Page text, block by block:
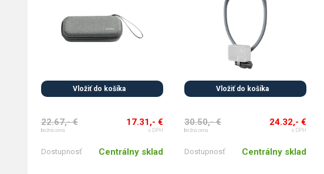
Vložiť do košíka
22.67,- €
bežná cena
17.31,- €
s DPH
Dostupnosť Centrálny sklad
Vložiť do košíka
30.50,- €
bežná cena
24.32,- €
s DPH
Dostupnosť Centrálny sklad